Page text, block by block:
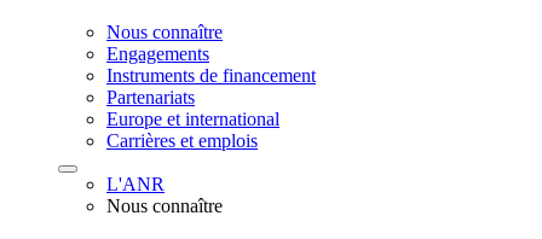
Nous connaître
Engagements
Instruments de financement
Partenariats
Europe et international
Carrières et emplois
L'ANR
Nous connaître